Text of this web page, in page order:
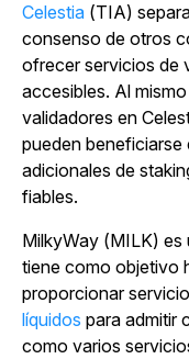
Celestia (TIA)
consenso de otros
ofrecer servicios de
accesibles. Al
validadores en
pueden
adicionales de
fiables.
MilkyWay (MILK)
tiene como objetivo
proporcionar
líquidos para admitir
como varios